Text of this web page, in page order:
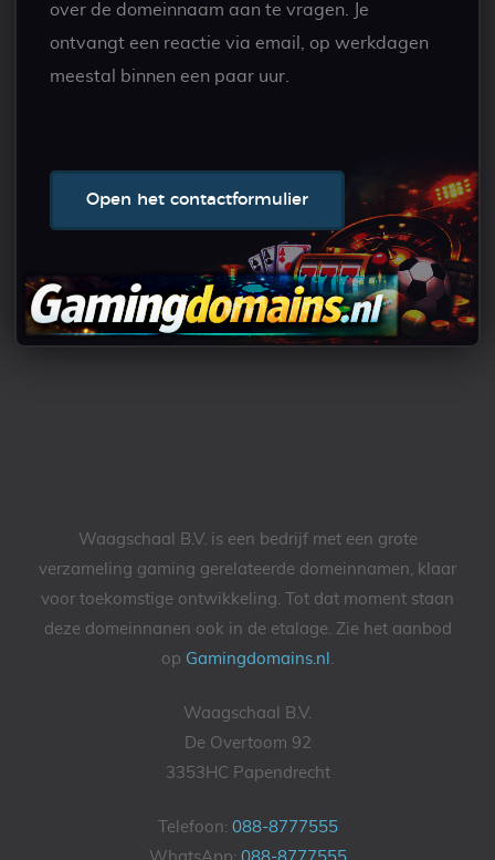
over de domeinnaam aan te vragen. Je
ontvangt een reactie via email, op werkdagen
meestal binnen een paar uur.
Waagschaal B.V. is een bedrijf met een grote
verzameling gaming gerelateerde domeinnamen, klaar
voor toekomstige ontwikkeling. Tot dat moment staan
deze domeinnanen ook in de etalage. Zie het aanbod
op Gamingdomains.nl .
Waagschaal B.V.
De Overtoom 92
3353HC Papendrecht
Telefoon: 088-8777555